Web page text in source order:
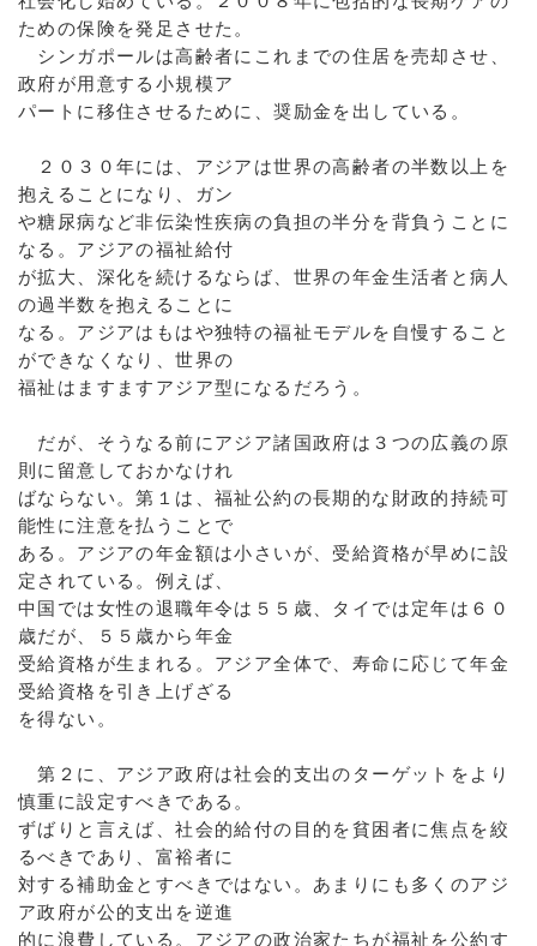
ための保険を発足させた。
シンガポールは高齢者にこれまでの住居を売却させ、
政府が用意する小規模ア
パートに移住させるために、奨励金を出している。
２０３０年には、アジアは世界の高齢者の半数以上を
抱えることになり、ガン
や糖尿病など非伝染性疾病の負担の半分を背負うことに
なる。アジアの福祉給付
が拡大、深化を続けるならば、世界の年金生活者と病人
の過半数を抱えることに
なる。アジアはもはや独特の福祉モデルを自慢すること
ができなくなり、世界の
福祉はますますアジア型になるだろう。
だが、そうなる前にアジア諸国政府は３つの広義の原
則に留意しておかなけれ
ばならない。第１は、福祉公約の長期的な財政的持続可
能性に注意を払うことで
ある。アジアの年金額は小さいが、受給資格が早めに設
定されている。例えば、
中国では女性の退職年令は５５歳、タイでは定年は６０
歳だが、５５歳から年金
受給資格が生まれる。アジア全体で、寿命に応じて年金
受給資格を引き上げざる
を得ない。
第２に、アジア政府は社会的支出のターゲットをより
慎重に設定すべきである。
ずばりと言えば、社会的給付の目的を貧困者に焦点を絞
るべきであり、富裕者に
対する補助金とすべきではない。あまりにも多くのアジ
ア政府が公的支出を逆進
的に浪費している。アジアの政治家たちが福祉を公約す